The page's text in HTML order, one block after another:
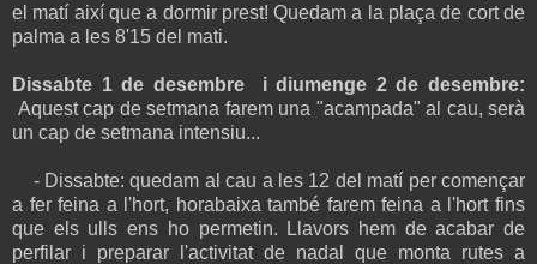
el matí així que a dormir prest! Quedam a la plaça de cort de
palma a les 8'15 del mati.
Dissabte 1 de desembre i diumenge 2 de desembre:
Aquest cap de setmana farem una "acampada" al cau, serà
un cap de setmana intensiu...
- Dissabte: quedam al cau a les 12 del matí per començar
a fer feina a l'hort, horabaixa també farem feina a l'hort fins
que els ulls ens ho permetin. Llavors hem de acabar de
perfilar i preparar l'activitat de nadal que monta rutes a